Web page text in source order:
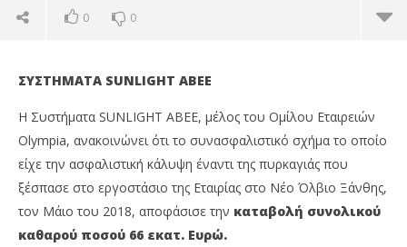
0 0
ΣΥΣΤΗΜΑΤΑ SUNLIGHT ABEE
Η Συστήματα SUNLIGHT ΑΒΕΕ, μέλος του Ομίλου Εταιρειών
Olympia, ανακοινώνει ότι το συνασφαλιστικό σχήμα το οποίο
είχε την ασφαλιστική κάλυψη έναντι της πυρκαγιάς που
ξέσπασε στο εργοστάσιο της Εταιρίας στο Νέο Όλβιο Ξάνθης,
τον Μάιο του 2018, αποφάσισε την καταβολή συνολικού
καθαρού ποσού 66 εκατ. Ευρώ.